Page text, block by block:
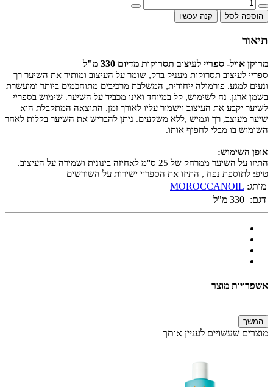
הוספה לסל קנה עכשיו
תיאור
מרוקן אויל- ספריי לעיצוב תסרוקות מדיום 330 מ"ל
ספריי לעיצוב תסרוקות מעניק ברק, שומר על העיצוב ומותיר את השיער רך
ונעים למגע. פורמולה ייחודית, המשלבת מרכיבים מתוחכמים ביותר ומועשרת
בשמן ארגן. נח לשימוש, קל במיוחד ואינו מכביד על השיער. שימוש בספריי
לשיער יקבע את העיצוב וישמור עליו לאורך זמן. התוצאה המתקבלת היא
שיער מעוצב, רך וגמיש ,ללא משקעים. ניתן להבריש את השיער בקלות לאחר
השימוש בו מבלי לחפוף אותו.
אופן השימוש:
התיזו על השיער ממרחק של 25 ס"מ לאחיזה בינונית ושמירה על העיצוב.
טיפ: לתוספת נפח , התיזו את הספריי ישירות על השורשים
מותג: MOROCCANOIL
דגם: 330 מ"ל
אשפרויות מוצר
המשך
מוצרים שעשויים לעניין אותך